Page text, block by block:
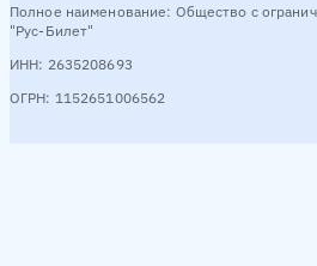
Полное наименование: Общество с
"Рус-Билет"
ИНН: 2635208693
ОГРН: 1152651006562